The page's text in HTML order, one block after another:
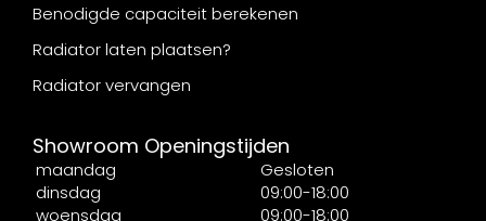
Benodigde capaciteit berekenen
Radiator laten plaatsen?
Radiator vervangen
Showroom Openingstijden
maandag
Gesloten
dinsdag
09:00-18:00
woensdag
09:00-18:00